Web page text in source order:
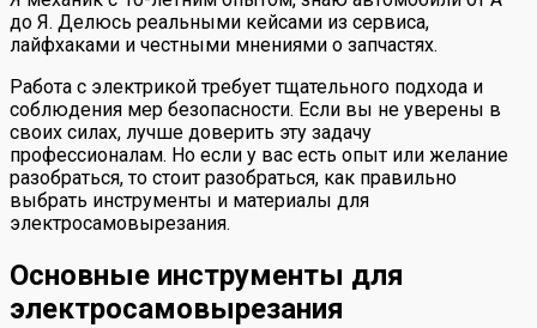
до Я. Делюсь реальными кейсами из сервиса,
лайфхаками и честными мнениями о запчастях.
Работа с электрикой требует тщательного подхода и
соблюдения мер безопасности. Если вы не уверены в
своих силах, лучше доверить эту задачу
профессионалам. Но если у вас есть опыт или желание
разобраться, то стоит разобраться, как правильно
выбрать инструменты и материалы для
электросамовырезания.
Основные инструменты для
электросамовырезания